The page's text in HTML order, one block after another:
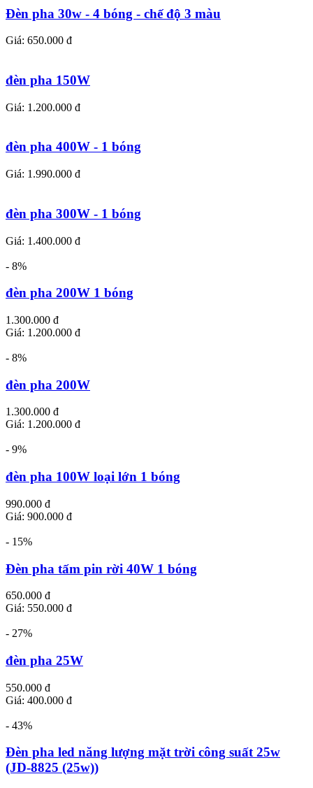
Đèn pha 30w - 4 bóng - chế độ 3 màu
Giá: 650.000 đ
đèn pha 150W
Giá: 1.200.000 đ
đèn pha 400W - 1 bóng
Giá: 1.990.000 đ
đèn pha 300W - 1 bóng
Giá: 1.400.000 đ
- 8%
đèn pha 200W 1 bóng
1.300.000 đ
Giá: 1.200.000 đ
- 8%
đèn pha 200W
1.300.000 đ
Giá: 1.200.000 đ
- 9%
đèn pha 100W loại lớn 1 bóng
990.000 đ
Giá: 900.000 đ
- 15%
Đèn pha tấm pin rời 40W 1 bóng
650.000 đ
Giá: 550.000 đ
- 27%
đèn pha 25W
550.000 đ
Giá: 400.000 đ
- 43%
Đèn pha led năng lượng mặt trời công suất 25w
(JD-8825 (25w))